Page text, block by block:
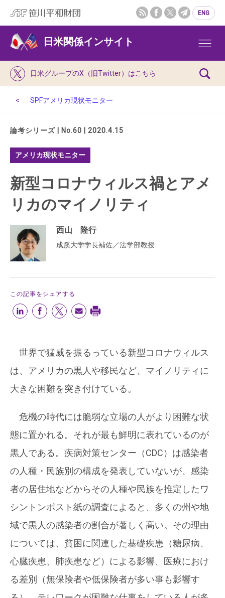
ENG
日米関係インサイト
日米グループのX（旧Twitter）はこちら
SPFアメリカ現状モニター
論考シリーズ | No.60 | 2020.4.15
アメリカ現状モニター
新型コロナウィルス禍とアメ
リカのマイノリティ
西山 隆行
成蹊大学学長補佐／法学部教授
この記事をシェアする
世界で猛威を振るっている新型コロナウィルス
は、アメリカの黒人や移民など、マイノリティに
大きな困難を突き付けている。
危機の時代には脆弱な立場の人がより困難な状
態に置かれる。それが最も鮮明に表れているのが
黒人である。疾病対策センター（CDC）は感染者
の人種・民族別の構成を発表していないが、感染
者の居住地などからその人種や民族を推定したワ
シントンポスト紙の調査によると、多くの州や地
域で黒人の感染者の割合が著しく高い。その理由
については、貧困に関連した基礎疾患（糖尿病、
心臓疾患、肺疾患など）による影響、医療におけ
る差別（無保険者や低保険者が多い事も影響す